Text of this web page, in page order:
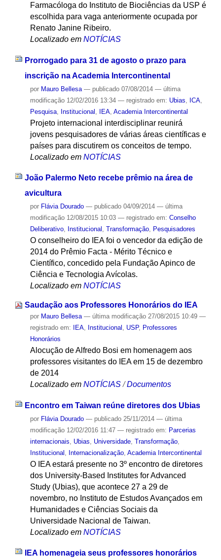
Farmacóloga do Instituto de Biociências da USP é
escolhida para vaga anteriormente ocupada por
Renato Janine Ribeiro.
Localizado em NOTÍCIAS
Prorrogado para 31 de agosto o prazo para
inscrição na Academia Intercontinental
por Mauro Bellesa — publicado07/08/2014 — última
modificação12/02/2016 13:34 — registrado em: Ubias ICA,
Pesquisa, Institucional IEA, Academia Intercontinental
Projeto internacional interdisciplinar reunirá
jovens pesquisadores de várias áreas científicas e
países para discutirem os conceitos de tempo.
Localizado em NOTÍCIAS
João Palermo Neto recebe prêmio na área de
avicultura
por Flávia Dourado — publicado04/09/2014 — última
modificação12/08/2015 10:03 — registrado em: Conselho
Deliberativo, Institucional , Transformação, Pesquisadores
O conselheiro do IEA foi o vencedor da edição de
2014 do Prêmio Facta - Mérito Técnico e
Científico, concedido pela Fundação Apinco de
Ciência e Tecnologia Avícolas.
Localizado em NOTÍCIAS
Saudação aos Professores Honorários do IEA
por Mauro Bellesa — última modificação27/08/2015 10:49 —
registrado em:
IEA, Institucional , USP, Professores
Honorários
Alocução de Alfredo Bosi em homenagem aos
professores visitantes do IEA em 15 de dezembro
de 2014
Localizado em NOTÍCIAS /Documentos
Encontro em Taiwan reúne diretores dos Ubias
por Flávia Dourado — publicado25/11/2014 — última
modificação12/02/2016 11:47 — registrado em: Parcerias
internacionais
Ubias Universidade, Transformação,
Institucional
Internacionalização, Academia Intercontinental
O IEA estará presente no 3º encontro de diretores
dos University-Based Institutes for Advanced
Study (Ubias), que acontece 27 a 29 de
novembro, no Instituto de Estudos Avançados em
Humanidades e Ciências Sociais da
Universidade Nacional de Taiwan.
Localizado em NOTÍCIAS
IEA homenageia seus professores honorários